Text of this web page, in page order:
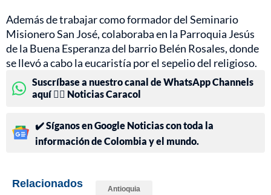
Además de trabajar como formador del Seminario
Misionero San José, colaboraba en la Parroquia Jesús
de la Buena Esperanza del barrio Belén Rosales, donde
se llevó a cabo la eucaristía por el sepelio del religioso.
Suscríbase a nuestro canal de WhatsApp Channels
aquí 👉🏻 Noticias Caracol
✔️ Síganos en Google Noticias con toda la
información de Colombia y el mundo.
Relacionados Antioquia